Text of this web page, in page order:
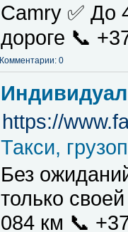
Camry ✅ До
дороге 📞
Комментарии: 0
https://
Такси,
Без
только
084 км 📞